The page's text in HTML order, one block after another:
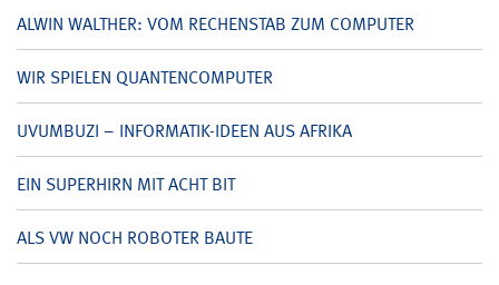
ALWIN WALTHER: VOM RECHENSTAB ZUM COMPUTER
WIR SPIELEN QUANTENCOMPUTER
UVUMBUZI – INFORMATIK-IDEEN AUS AFRIKA
EIN SUPERHIRN MIT ACHT BIT
ALS VW NOCH ROBOTER BAUTE